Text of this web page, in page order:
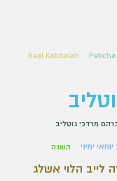
Peticha
Real Kabbalah
מרדכי גוטליב
ימיני השגה
לייב הלוי אשלג